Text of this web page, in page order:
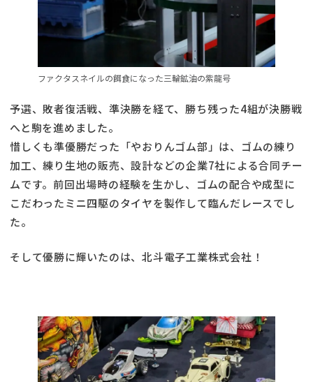
ファクタスネイルの餌食になった三輪鉱油の紫龍号
予選、敗者復活戦、準決勝を経て、勝ち残った4組が決勝戦
へと駒を進めました。
惜しくも準優勝だった「やおりんゴム部」は、ゴムの練り
加工、練り生地の販売、設計などの企業7社による合同チー
ムです。前回出場時の経験を生かし、ゴムの配合や成型に
こだわったミニ四駆のタイヤを製作して臨んだレースでし
た。
そして優勝に輝いたのは、北斗電子工業株式会社！